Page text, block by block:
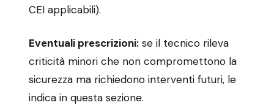
CEI applicabili).
Eventuali prescrizioni: se il tecnico rileva
criticità minori che non compromettono la
sicurezza ma richiedono interventi futuri, le
indica in questa sezione.